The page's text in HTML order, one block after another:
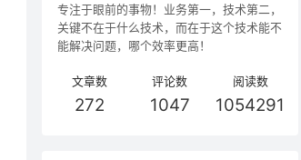
专注于眼前的事物！业务第一，技术第二，
关键不在于什么技术，而在于这个技术能不
能解决问题，哪个效率更高！
文章数
272
评论数
1047
阅读数
1054291